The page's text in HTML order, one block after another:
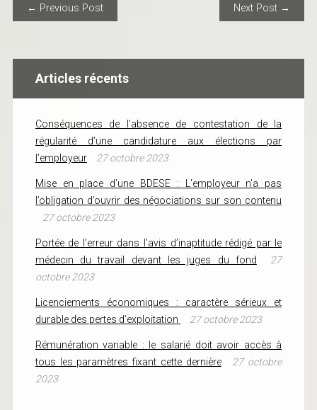
POST NAVIGATION
← Previous Post Next Post →
Articles récents
Conséquences de l’absence de contestation de la
régularité d’une candidature aux élections par
l’employeur
27 octobre 2023
Mise en place d’une BDESE : L’employeur n’a pas
l’obligation d’ouvrir des négociations sur son contenu
27 octobre 2023
Portée de l’erreur dans l’avis d’inaptitude rédigé par le
médecin du travail devant les juges du fond
27
octobre 2023
Licenciements économiques : caractère sérieux et
durable des pertes d’exploitation
27 octobre 2023
Rémunération variable : le salarié doit avoir accès à
tous les paramètres fixant cette dernière
27 octobre
2023